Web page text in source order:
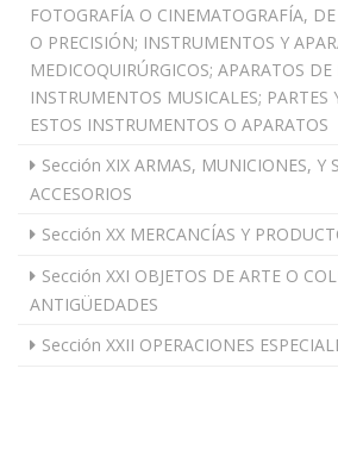
FOTOGRAFÍA O CINEMATOGRAFÍA,
O PRECISIÓN; INSTRUMENTOS Y
MEDICOQUIRÚRGICOS; APARATOS DE
INSTRUMENTOS MUSICALES; PARTES
ESTOS INSTRUMENTOS O APARATOS
Sección XIX ARMAS, MUNICIONES, Y
ACCESORIOS
Sección XX MERCANCÍAS Y
Sección XXI OBJETOS DE ARTE O
ANTIGÜEDADES
Sección XXII OPERACIONES